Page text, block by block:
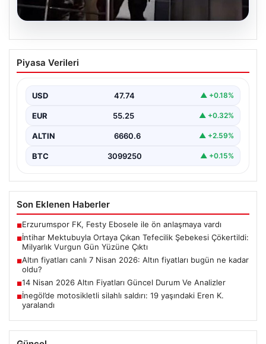
İntihar Mektubuyla Ortaya Çıkan
Tefecilik Şebekesi Çökertildi: Milyarlık
Elazığ'da tefecilere borçlandığını belirterek hayatına
bölgedeki büyük…
Piyasa Verileri
USD 47.74 ▲ +0.18%
EUR 55.25 ▲ +0.32%
ALTIN 6660.6 ▲ +2.59%
BTC 3099250 ▲ +0.15%
Son Eklenen Haberler
■Erzurumspor FK, Festy Ebosele ile ön anlaşmaya vardı
■İntihar Mektubuyla Ortaya Çıkan Tefecilik Şebekesi Çökertildi:
Milyarlık Vurgun Gün Yüzüne Çıktı
■Altın fiyatları canlı 7 Nisan 2026: Altın fiyatları bugün ne kadar
oldu?
■14 Nisan 2026 Altın Fiyatları Güncel Durum Ve Analizler
■İnegöl’de motosikletli silahlı saldırı: 19 yaşındaki Eren K.
yaralandı